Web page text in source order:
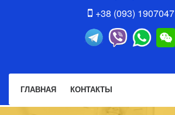
+38 (093) 1907047
ГЛАВНАЯ КОНТАКТЫ